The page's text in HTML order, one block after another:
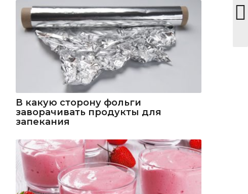
В какую сторону фольги
заворачивать продукты для
запекания